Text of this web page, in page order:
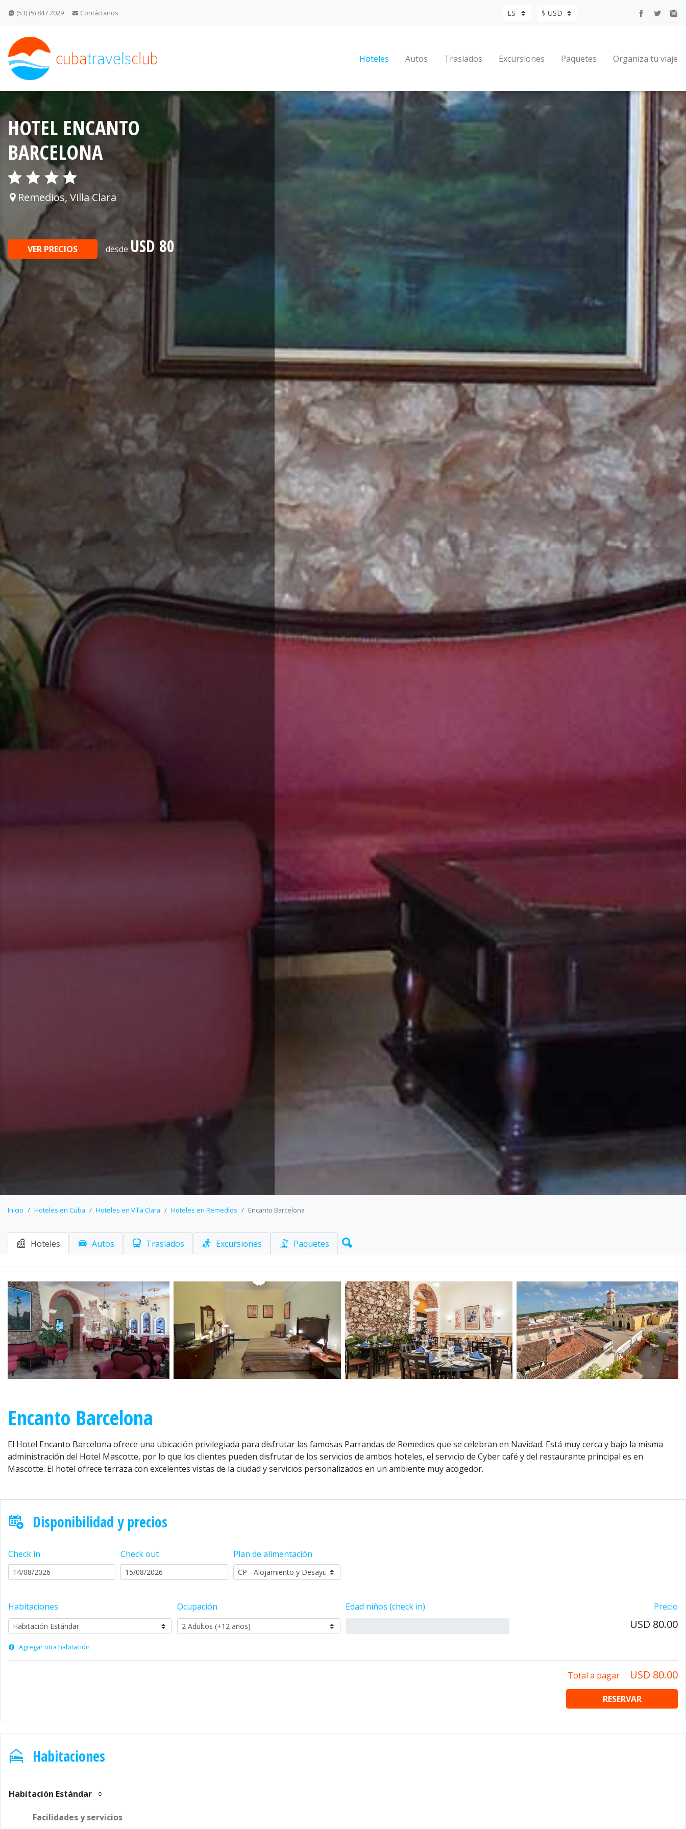
(53) (5) 847 2029 Contáctanos
Hoteles Autos Traslados Excursiones Paquetes Organiza tu viaje
HOTEL ENCANTO
BARCELONA
Remedios, Villa Clara
VER PRECIOS desde USD 80
Inicio Hoteles en Cuba Hoteles en Villa Clara Hoteles en Remedios Encanto Barcelona
Hoteles Autos Traslados Excursiones Paquetes
Encanto Barcelona
El Hotel Encanto Barcelona ofrece una ubicación privilegiada para disfrutar las famosas Parrandas de Remedios que se celebran en Navidad. Está muy cerca y bajo la misma
administración del Hotel Mascotte, por lo que los clientes pueden disfrutar de los servicios de ambos hoteles, el servicio de Cyber café y del restaurante principal es en
Mascotte. El hotel ofrece terraza con excelentes vistas de la ciudad y servicios personalizados en un ambiente muy acogedor.
Disponibilidad y precios
Check in Check out Plan de alimentación
Habitaciones Ocupación Edad niños (check in) Precio
USD 80.00
Agregar otra habitación
Total a pagar USD 80.00
RESERVAR
Habitaciones
Habitación Estándar
Facilidades y servicios